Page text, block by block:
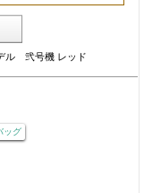
ル 弐号機 レッド
ッグ